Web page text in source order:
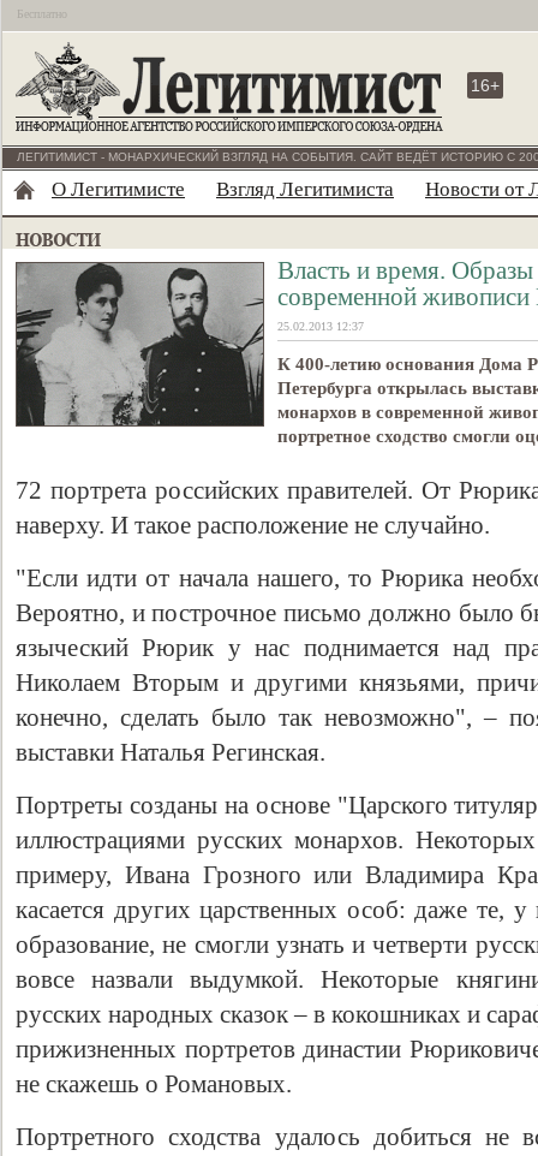
Бесплатно
16+
ЛЕГИТИМИСТ - МОНАРХИЧЕСКИЙ ВЗГЛЯД НА СОБЫТИЯ. САЙТ ВЕДЁТ ИСТОРИЮ С
О Легитимисте Взгляд Легитимиста Новости от
Власть и время.
современной живописи
25.02.2013 12:37
К 400-летию основания Дома
Петербурга открылась
монархов в современной
портретное сходство смогли
72 портрета российских правителей. От
наверху. И такое расположение не случайно.
"Если идти от начала нашего, то Рюрика
Вероятно, и построчное письмо должно было
языческий Рюрик у нас поднимается над
Николаем Вторым и другими князьями,
конечно, сделать было так невозможно", –
выставки Наталья Регинская.
Портреты созданы на основе "Царского
иллюстрациями русских монархов.
примеру, Ивана Грозного или Владимира
касается других царственных особ: даже те, у
образование, не смогли узнать и четверти
вовсе назвали выдумкой. Некоторые
русских народных сказок – в кокошниках и
прижизненных портретов династии
не скажешь о Романовых.
Портретного сходства удалось добиться